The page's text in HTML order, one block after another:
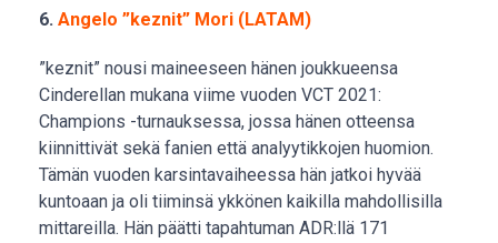
6. Angelo ”keznit” Mori (LATAM)
”keznit” nousi maineeseen hänen joukkueensa
Cinderellan mukana viime vuoden VCT 2021:
Champions -turnauksessa, jossa hänen otteensa
kiinnittivät sekä fanien että analyytikkojen huomion.
Tämän vuoden karsintavaiheessa hän jatkoi hyvää
kuntoaan ja oli tiiminsä ykkönen kaikilla mahdollisilla
mittareilla. Hän päätti tapahtuman ADR:llä 171